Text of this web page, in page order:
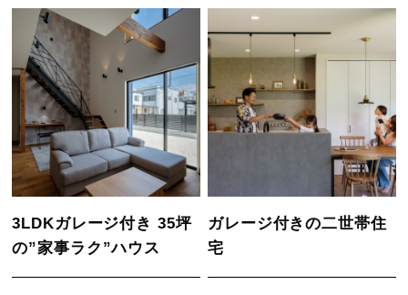
3LDKガレージ付き 35坪
の”家事ラク”ハウス
ガレージ付きの二世帯住
宅